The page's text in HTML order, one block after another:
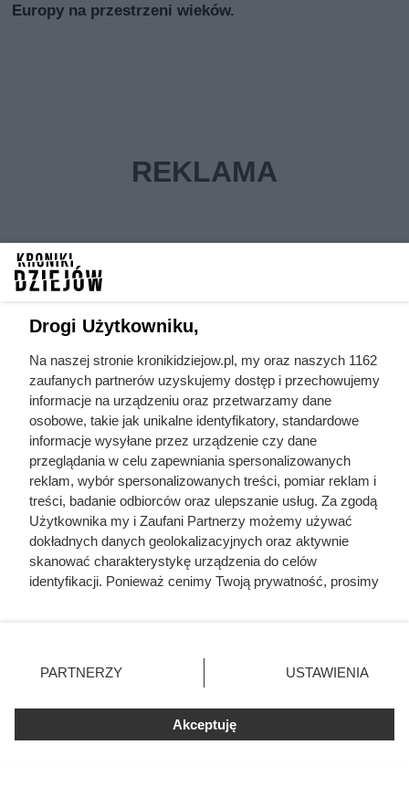
Europy na przestrzeni wieków.
Karol Wielki królem Franków – pierwszy etap
rządów
Armia Karola Wielkiego – najważniejsze
informacje
Akwitania, Bretania, Bawaria i Awarowie
Zmagania z Longobardami – podboje w Italii
Wojny z Saracenami
Militarne stosunki frankijsko-słowiańskie
Wielkiego
Drogi Użytkowniku,
Na naszej stronie kronikidziejow.pl, my oraz naszych 1162
zaufanych partnerów uzyskujemy dostęp i przechowujemy
informacje na urządzeniu oraz przetwarzamy dane
osobowe, takie jak unikalne identyfikatory, standardowe
informacje wysyłane przez urządzenie czy dane
przeglądania w celu zapewniania spersonalizowanych
reklam, wybór spersonalizowanych treści, pomiar reklam i
treści, badanie odbiorców oraz ulepszanie usług. Za zgodą
Użytkownika my i Zaufani Partnerzy możemy używać
dokładnych danych geolokalizacyjnych oraz aktywnie
skanować charakterystykę urządzenia do celów
identyfikacji. Ponieważ cenimy Twoją prywatność, prosimy
prywatności znajdujący się w lewym dolnym rogu strony
. Niektóre rodzaje przetwarzania danych nie wymagają
zgody użytkownika, ale masz prawo sprzeciwić się
takiemu przetwarzaniu. Preferencje będą miały
zastosowania tylko na tej witrynie.
PARTNERZY USTAWIENIA
Akceptuję